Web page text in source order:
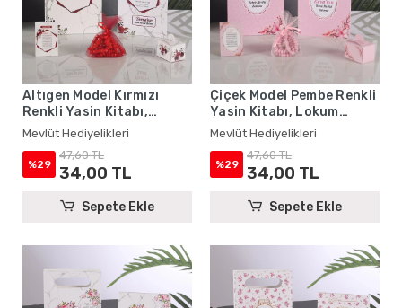
Altıgen Model Kırmızı
Renkli Yasin Kitabı,
Lokum Kutusu, Magnet,
Karton Çanta ve Tesbih -
Mevlüt Hediyelikleri
Mevlüt Hediyelikleri
%29
47,60 TL
34,00 TL
Sepete Ekle
Çiçek Model Pembe Renkli
Yasin Kitabı, Lokum
Kutusu, Magnet, Karton
Çanta ve Tesbih - Mevlüt
Hediyelikleri
Mevlüt Hediyelikleri
%29
47,60 TL
34,00 TL
Sepete Ekle